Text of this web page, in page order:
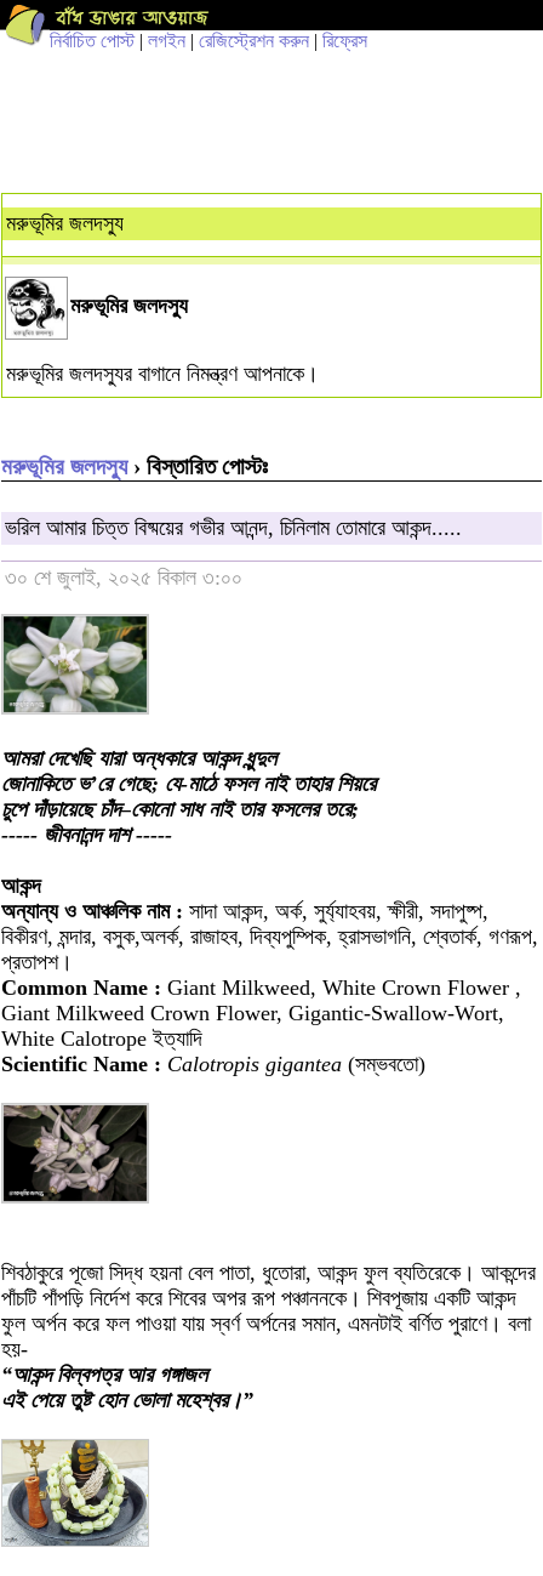
নির্বাচিত পোস্ট| লগইন | রেজিস্ট্রেশন করুন | রিফ্রেস
মরুভূমির জলদস্যু
মরুভূমির জলদস্যু
মরুভূমির জলদস্যুর বাগানে নিমন্ত্রণ আপনাকে।
মরুভূমির জলদস্যু› বিস্তারিত পোস্টঃ
ভরিল আমার চিত্ত বিষ্ময়ের গভীর আনন্দ, চিনিলাম তোমারে আকন্দ.....
৩০ শে জুলাই, ২০২৫ বিকাল ৩:০০
আমরা দেখেছি যারা অন্ধকারে আকন্দ ধুন্দুল
জোনাকিতে ভ’রে গেছে; যে-মাঠে ফসল নাই তাহার শিয়রে
চুপে দাঁড়ায়েছে চাঁদ–কোনো সাধ নাই তার ফসলের তরে;
----- জীবনানন্দ দাশ -----
আকন্দ
অন্যান্য ও আঞ্চলিক নাম : সাদা আকন্দ, অর্ক, সুর্য্যাহবয়, ক্ষীরী, সদাপুষ্প,
বিকীরণ, মন্দার, বসুক,অলর্ক, রাজাহব, দিব্যপুম্পিক, হ্রাসভাগনি, শ্বেতার্ক, গণরূপ,
প্রতাপশ।
Common Name : Giant Milkweed, White Crown Flower ,
Giant Milkweed Crown Flower, Gigantic-Swallow-Wort,
White Calotrope ইত্যাদি
Scientific Name : Calotropis gigantea (সম্ভবতো)
শিবঠাকুরে পূজো সিদ্ধ হয়না বেল পাতা, ধুতোরা, আকন্দ ফুল ব্যতিরেকে। আকন্দের
পাঁচটি পাঁপড়ি নির্দেশ করে শিবের অপর রূপ পঞ্চাননকে। শিবপূজায় একটি আকন্দ
ফুল অর্পন করে ফল পাওয়া যায় স্বর্ণ অর্পনের সমান, এমনটাই বর্ণিত পুরাণে। বলা
হয়-
“আকন্দ বিল্বপত্র আর গঙ্গাজল
এই পেয়ে তুষ্ট হোন ভোলা মহেশ্বর।”